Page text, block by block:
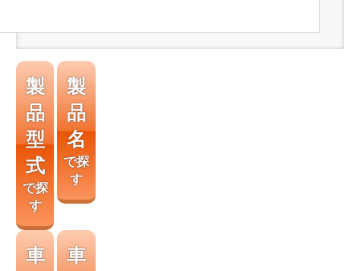
製
品
型
式
で探
す
製
品
名
で探
す
車
車